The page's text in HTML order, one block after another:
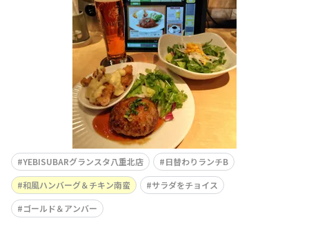
YEBISUBARグランスタ八重北店
日替わりランチB
和風ハンバーグ＆チキン南蛮
サラダをチョイス
ゴールド＆アンバー